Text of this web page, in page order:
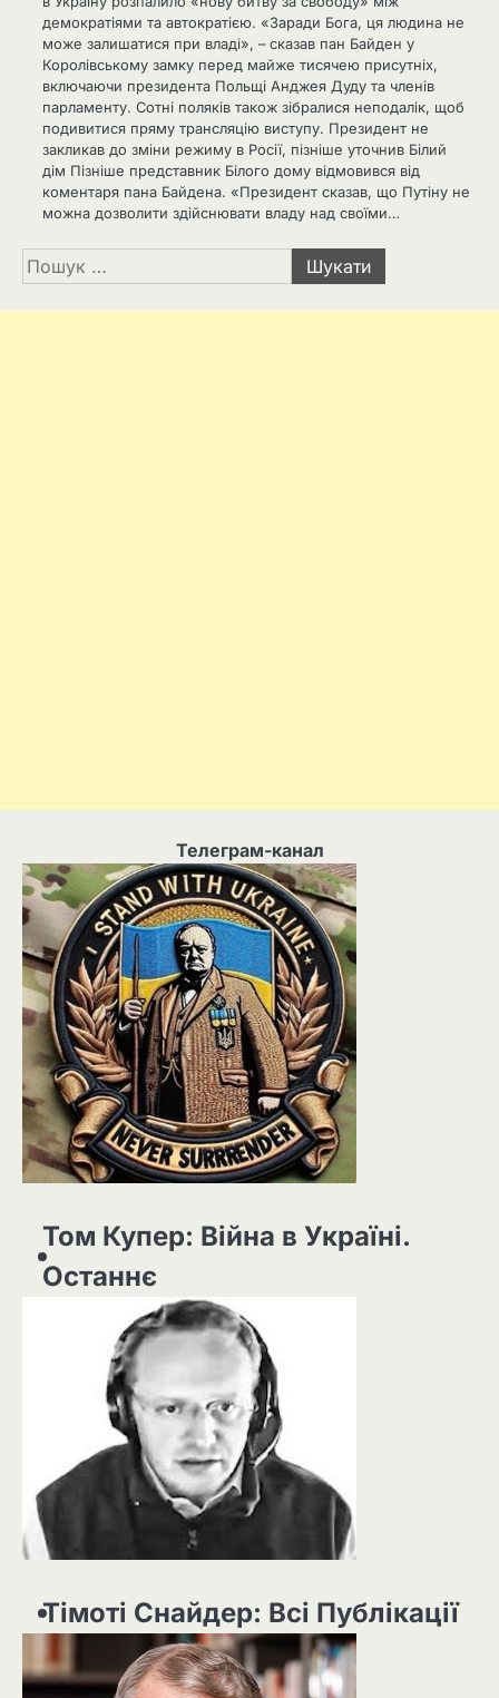
демократіями та автократією. «Заради Бога, ця людина не
може залишатися при владі», – сказав пан Байден у
Королівському замку перед майже тисячею присутніх,
включаючи президента Польщі Анджея Дуду та членів
парламенту. Сотні поляків також зібралися неподалік, щоб
подивитися пряму трансляцію виступу. Президент не
закликав до зміни режиму в Росії, пізніше уточнив Білий
дім Пізніше представник Білого дому відмовився від
коментаря пана Байдена. «Президент сказав, що Путіну не
можна дозволити здійснювати владу над своїми…
Пошук:
Телеграм-канал
Том Купер: Війна в Україні.
Останнє
Тімоті Снайдер: Всі Публікації